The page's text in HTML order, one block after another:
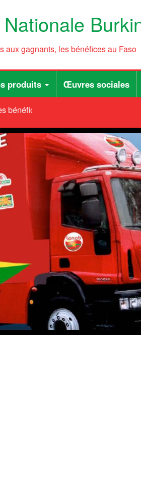
aux gagnants, les bénéfices au Faso
produits Œuvres sociales
au Faso